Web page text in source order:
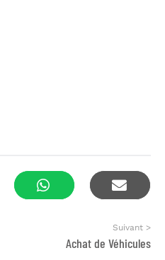
Prolongation
Suivant >
Achat de Véhicules